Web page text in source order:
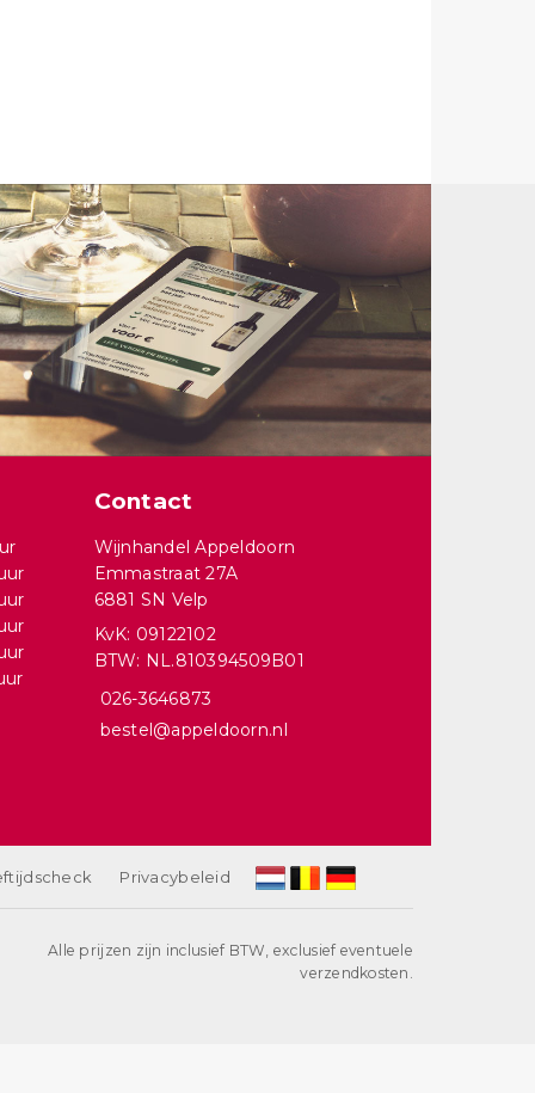
Contact
Wijnhandel Appeldoorn
Emmastraat 27A
6881 SN Velp
KvK: 09122102
BTW: NL.810394509B01
026-3646873
bestel@appeldoorn.nl
Privacybeleid
Alle prijzen zijn inclusief BTW, exclusief eventuele
verzendkosten.